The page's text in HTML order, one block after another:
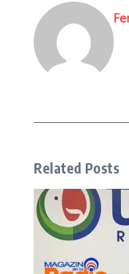
Related Posts